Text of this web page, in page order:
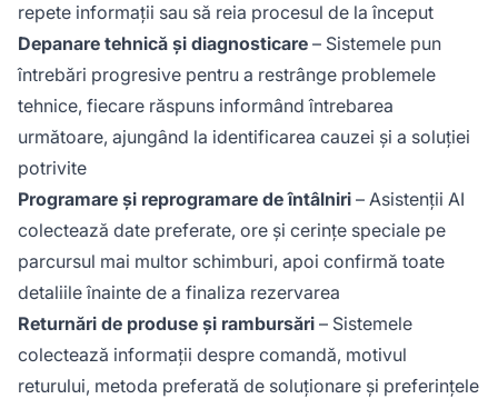
repete informații sau să reia procesul de la început
Depanare tehnică și diagnosticare – Sistemele pun
întrebări progresive pentru a restrânge problemele
tehnice, fiecare răspuns informând întrebarea
următoare, ajungând la identificarea cauzei și a soluției
potrivite
Programare și reprogramare de întâlniri – Asistenții AI
colectează date preferate, ore și cerințe speciale pe
parcursul mai multor schimburi, apoi confirmă toate
detaliile înainte de a finaliza rezervarea
Returnări de produse și rambursări – Sistemele
colectează informații despre comandă, motivul
returului, metoda preferată de soluționare și preferințele